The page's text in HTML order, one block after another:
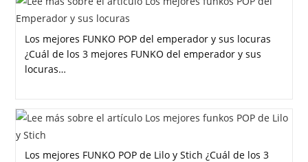
Los mejores FUNKO POP del emperador y sus locuras
¿Cuál de los 3 mejores FUNKO del emperador y sus
locuras…
Los mejores FUNKO POP de Lilo y Stich ¿Cuál de los 3